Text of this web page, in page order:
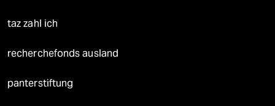
taz zahl ich
recherchefonds ausland
panterstiftung